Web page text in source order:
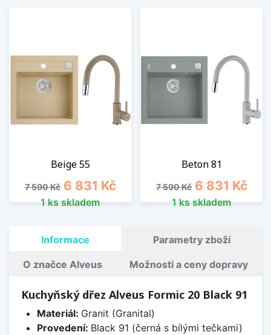
Beige 55
Běžná cena
7 590 Kč Cena
6 831 Kč
1 ks skladem
Beton 81
Běžná cena
7 590 Kč Cena
6 831 Kč
1 ks skladem
Informace Parametry zboží
O značce Alveus Možnosti a ceny dopravy
Kuchyňský dřez Alveus Formic 20 Black 91
Materiál: Granit (Granital)
Provedení: Black 91 (černá s bílými tečkami)